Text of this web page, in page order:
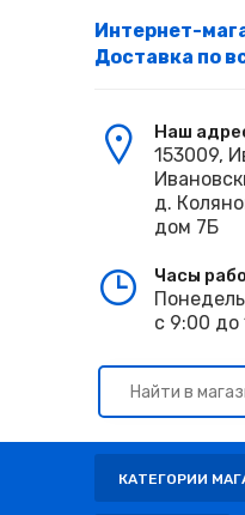
Интернет-
Доставка по
Наш
153009,
д.
дом 7Б
Часы
с 9:00 до
КАТЕГОРИИ